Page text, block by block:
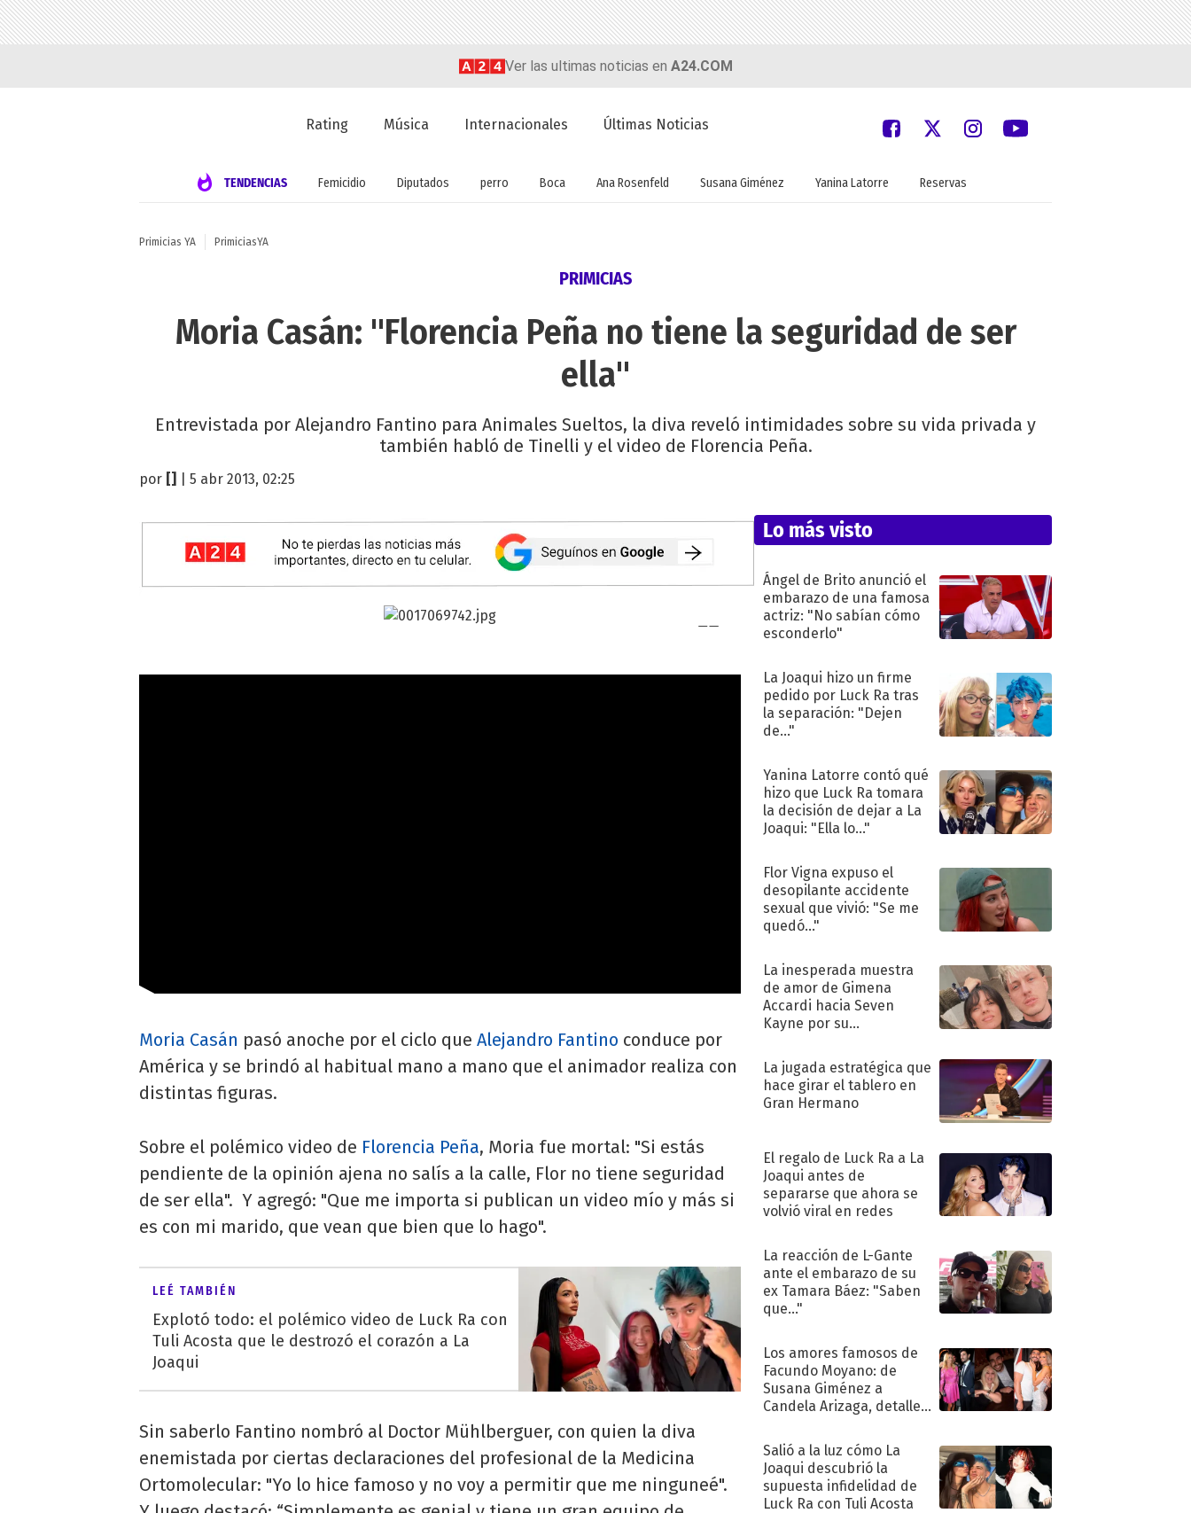
Ver las ultimas noticias en A24.COM
Rating Música Internacionales Últimas Noticias
TENDENCIAS Femicidio Diputados perro Boca Ana Rosenfeld Susana Giménez Yanina Latorre Reservas
Primicias YA PrimiciasYA
PRIMICIAS
Moria Casán: "Florencia Peña no tiene la seguridad de ser
ella"
Entrevistada por Alejandro Fantino para Animales Sueltos, la diva reveló intimidades sobre su vida privada y
también habló de Tinelli y el video de Florencia Peña.
por | 5 abr 2013, 02:25
Moria Casán pasó anoche por el ciclo que Alejandro Fantino conduce por
América y se brindó al habitual mano a mano que el animador realiza con
distintas figuras.
Sobre el polémico video de Florencia Peña, Moria fue mortal: "Si estás
pendiente de la opinión ajena no salís a la calle, Flor no tiene seguridad
de ser ella". Y agregó: "Que me importa si publican un video mío y más si
es con mi marido, que vean que bien que lo hago".
LEÉ TAMBIÉN
Explotó todo: el polémico video de Luck Ra con
Tuli Acosta que le destrozó el corazón a La
Joaqui
Sin saberlo Fantino nombró al Doctor Mühlberguer, con quien la diva
enemistada por ciertas declaraciones del profesional de la Medicina
Ortomolecular: "Yo lo hice famoso y no voy a permitir que me ninguneé".
Lo más visto
Ángel de Brito anunció el
embarazo de una famosa
actriz: "No sabían cómo
esconderlo"
La Joaqui hizo un firme
pedido por Luck Ra tras
la separación: "Dejen
de..."
Yanina Latorre contó qué
hizo que Luck Ra tomara
la decisión de dejar a La
Joaqui: "Ella lo..."
Flor Vigna expuso el
desopilante accidente
sexual que vivió: "Se me
quedó..."
La inesperada muestra
de amor de Gimena
Accardi hacia Seven
Kayne por su
La jugada estratégica que
hace girar el tablero en
Gran Hermano
El regalo de Luck Ra a La
Joaqui antes de
separarse que ahora se
volvió viral en redes
La reacción de L-Gante
ante el embarazo de su
ex Tamara Báez: "Saben
que..."
Los amores famosos de
Facundo Moyano: de
Susana Giménez a
Candela Arizaga, detalles
sentimental
Salió a la luz cómo La
Joaqui descubrió la
supuesta infidelidad de
Luck Ra con Tuli Acosta